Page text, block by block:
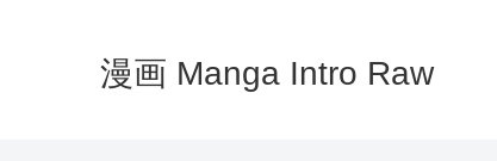
漫画 Manga Intro Raw